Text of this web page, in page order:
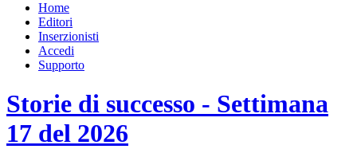
Home
Editori
Inserzionisti
Accedi
Supporto
Storie di successo - Settimana
17 del 2026